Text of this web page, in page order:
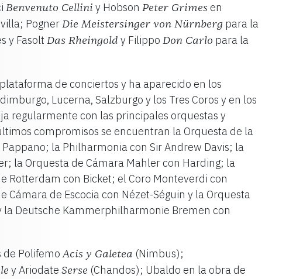
Benvenuto Cellini y Hobson Peter Grimes en
PognerDie Meistersinger von Nürnberg para la
y Fasolt Das Rheingold y Filippo Don Carlo para la
de conciertos y ha aparecido en los
Lucerna, Salzburgo y los Tres Coros y en los
regularmente con las principales orquestas y
compromisos se encuentran la Orquesta de la
Pappano; la Philharmonia con Sir Andrew Davis; la
la Orquesta de Cámara Mahler con Harding; la
Rotterdam con Bicket; el Coro Monteverdi con
Cámara de Escocia con Nézet-Séguin y la Orquesta
la Deutsche Kammerphilharmonie Bremen con
de PolifemoAcis y Galetea (Nimbus);
y Ariodate Serse (Chandos); Ubaldo en la obra de